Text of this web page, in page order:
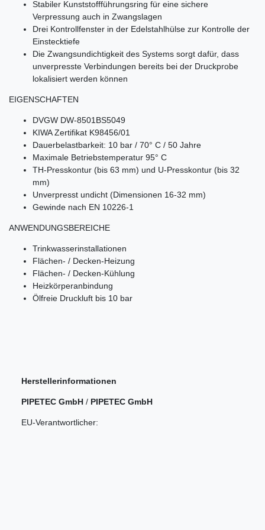
Stabiler Kunststoffführungsring für eine sichere
Verpressung auch in Zwangslagen
Drei Kontrollfenster in der Edelstahlhülse zur Kontrolle der
Einstecktiefe
Die Zwangsundichtigkeit des Systems sorgt dafür, dass
unverpresste Verbindungen bereits bei der Druckprobe
lokalisiert werden können
EIGENSCHAFTEN
DVGW DW-8501BS5049
KIWA Zertifikat K98456/01
Dauerbelastbarkeit: 10 bar / 70° C / 50 Jahre
Maximale Betriebstemperatur 95° C
TH-Presskontur (bis 63 mm) und U-Presskontur (bis 32
mm)
Unverpresst undicht (Dimensionen 16-32 mm)
Gewinde nach EN 10226-1
ANWENDUNGSBEREICHE
Trinkwasserinstallationen
Flächen- / Decken-Heizung
Flächen- / Decken-Kühlung
Heizkörperanbindung
Ölfreie Druckluft bis 10 bar
Herstellerinformationen
PIPETEC GmbH / PIPETEC GmbH
EU-Verantwortlicher: